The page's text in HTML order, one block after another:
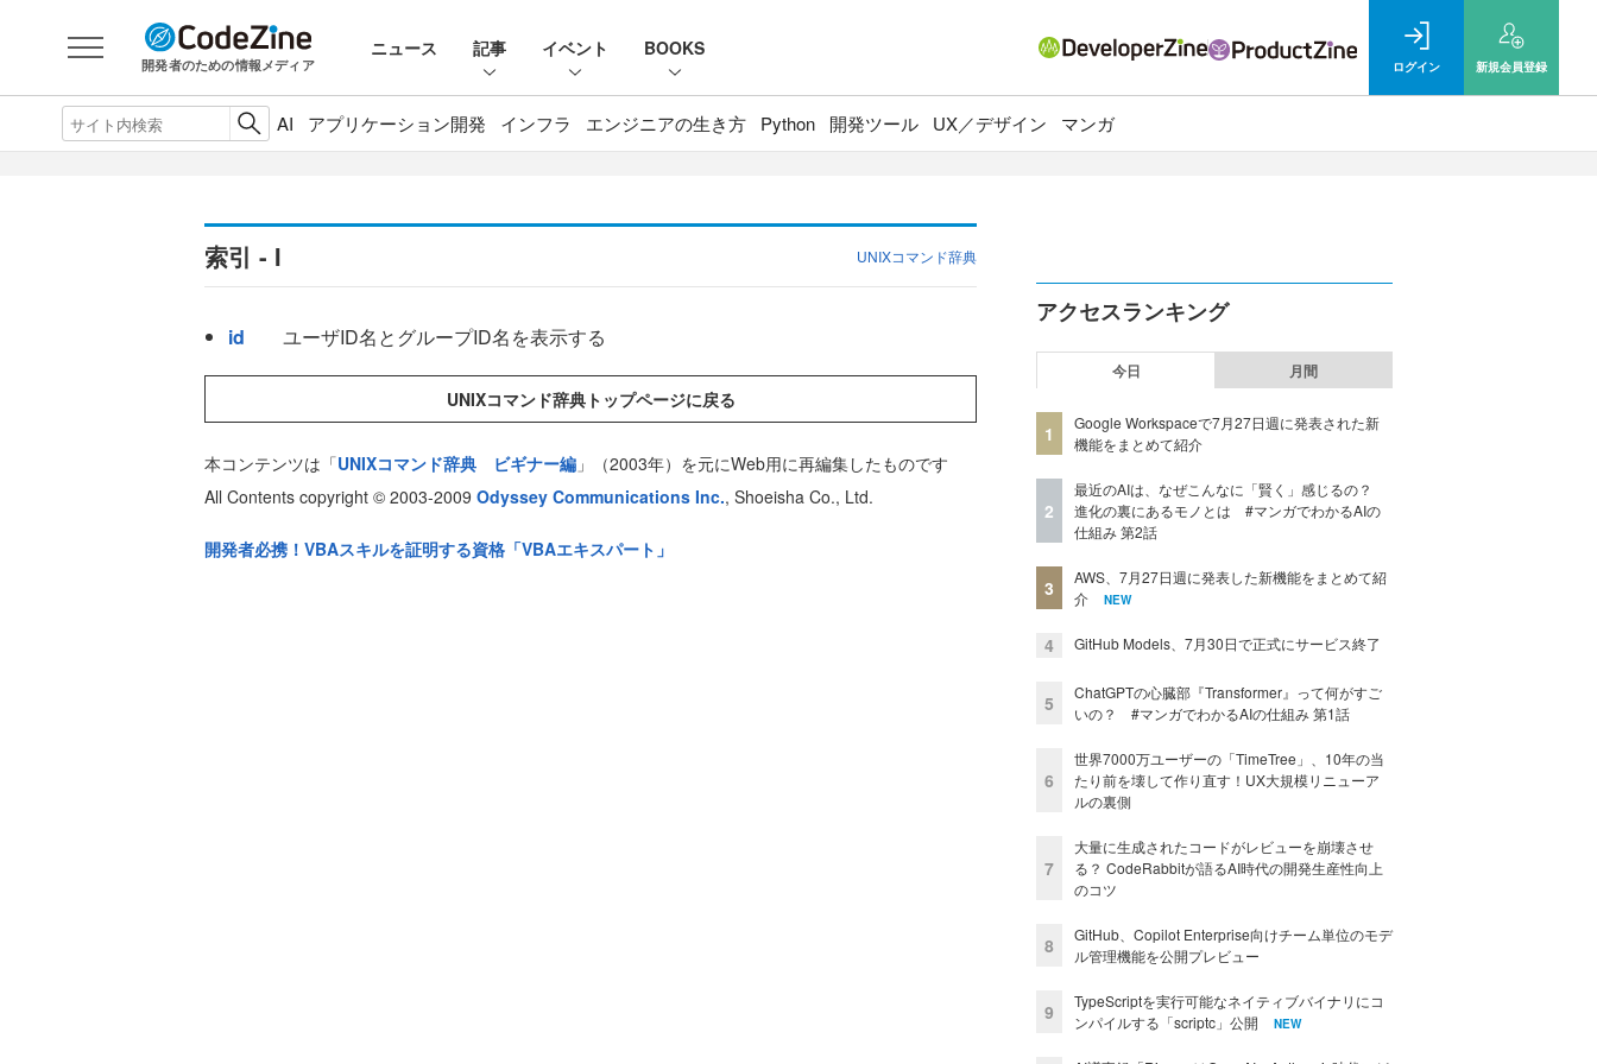
開発者のための情報メディア
ニュース 記事 イベント BOOKS
ログイン 新規会員登録
AI アプリケーション開発 インフラ エンジニアの生き方 Python 開発ツール UX／デザイン マンガ
索引 - I UNIXコマンド辞典
id ユーザID名とグループID名を表示する
UNIXコマンド辞典トップページに戻る
本コンテンツは「UNIXコマンド辞典 ビギナー編 」（2003年）を元にWeb用に再編集したものです
All Contents copyright © 2003-2009 Odyssey Communications Inc., Shoeisha Co., Ltd.
開発者必携！VBAスキルを証明する資格「VBAエキスパート」
アクセスランキング
今日 月間
1
Google Workspaceで7月27日週に発表された新
機能をまとめて紹介
2
最近のAIは、なぜこんなに「賢く」感じるの？
進化の裏にあるモノとは #マンガでわかるAIの
仕組み 第2話
3
AWS、7月27日週に発表した新機能をまとめて紹
介
NEW
4 GitHub Models、7月30日で正式にサービス終了
5
ChatGPTの心臓部『Transformer』って何がすご
いの？ #マンガでわかるAIの仕組み 第1話
6
世界7000万ユーザーの「TimeTree」、10年の当
たり前を壊して作り直す！UX大規模リニューア
ルの裏側
7
大量に生成されたコードがレビューを崩壊させ
る？ CodeRabbitが語るAI時代の開発生産性向上
のコツ
8
GitHub、Copilot Enterprise向けチーム単位のモデ
ル管理機能を公開プレビュー
9
TypeScriptを実行可能なネイティブバイナリにコ
ンパイルする「scriptc」公開
NEW